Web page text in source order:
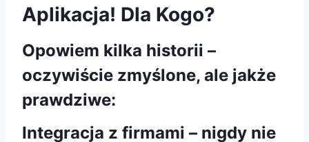
Aplikacja! Dla Kogo?
Opowiem kilka historii –
oczywiście zmyślone, ale jakże
prawdziwe:
Integracja z firmami – nigdy nie